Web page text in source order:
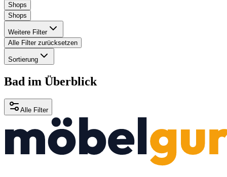
Shops
Shops
Weitere Filter
Alle Filter zurücksetzen
Sortierung
Bad im Überblick
Alle Filter